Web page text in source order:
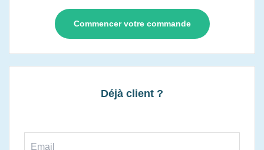
Commencer votre commande
Déjà client ?